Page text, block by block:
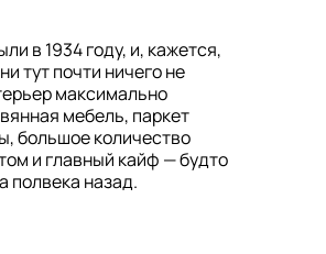
в 1934 году, и, кажется,
тут почти ничего не
максимально
мебель, паркет
большое количество
и главный кайф — будто
полвека назад.